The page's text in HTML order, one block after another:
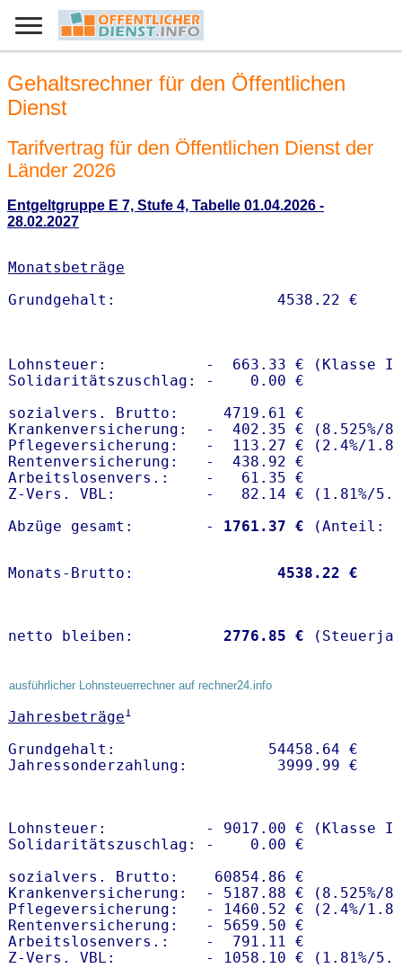
Gehaltsrechner für den Öffentlichen
Dienst
Tarifvertrag für den Öffentlichen Dienst der
Länder 2026
Entgeltgruppe E 7, Stufe 4, Tabelle 01.04.2026 -
28.02.2027
Monatsbeträge
Lohnsteuer:           -  663.33 € (Klasse I)
Solidaritätszuschlag: -    0.00 €
sozialvers. Brutto:     4719.61 €
Krankenversicherung:  -  402.35 € (8.525%/
Pflegeversicherung:   -  113.27 € (2.4%/
Rentenversicherung:   -  438.92 €
Arbeitslosenvers.:    -   61.35 €
Z-Vers. VBL:          -   82.14 € ( 1.81%/
Abzüge gesamt:        -
1761.37 €
Monats-Brutto: 4538.22 €
netto bleiben: 2776.85 €
ausführlicher Lohnsteuerrechner auf rechner24.info
Jahresbeträge1
Grundgehalt:                 54458.64 €
Lohnsteuer:           - 9017.00 € (Klasse I)
Solidaritätszuschlag: -    0.00 €
sozialvers. Brutto:    60854.86 €
Krankenversicherung:  - 5187.88 € (8.525%/
Pflegeversicherung:   - 1460.52 € (2.4%/
Rentenversicherung:   - 5659.50 €
Arbeitslosenvers.:    -  791.11 €
Z-Vers. VBL:          - 1058.10 € ( 1.81%/